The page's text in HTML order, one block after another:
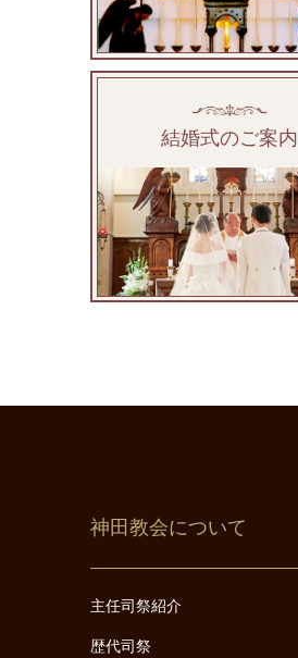
結婚式のご案内
神田教会について
主任司祭紹介
歴代司祭